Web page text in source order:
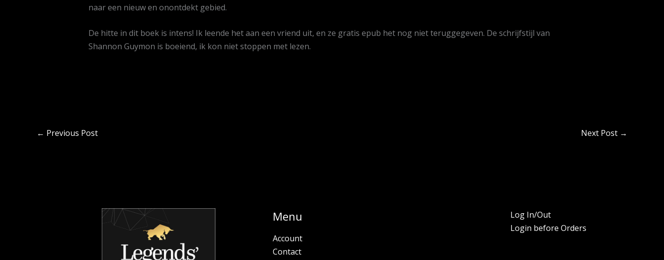
naar een nieuw en onontdekt gebied.
De hitte in dit boek is intens! Ik leende het aan een vriend uit, en ze gratis epub het nog niet teruggegeven. De schrijfstijl van
Shannon Guymon is boeiend, ik kon niet stoppen met lezen.
← Previous Post Next Post →
Menu
Account
Contact
Log In/Out
Login before Orders